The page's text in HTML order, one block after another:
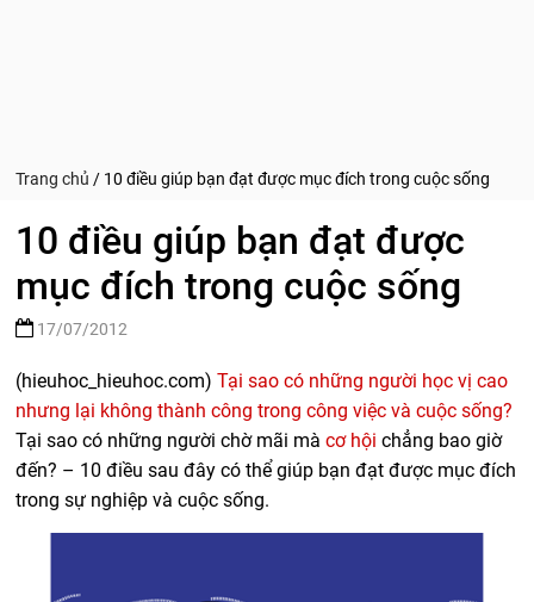
Trang chủ / 10 điều giúp bạn đạt được mục đích trong cuộc sống
10 điều giúp bạn đạt được
mục đích trong cuộc sống
17/07/2012
(hieuhoc_hieuhoc.com)Tại sao có những người học vị cao
nhưng lại không thành công trong công việc và cuộc sống?
Tại sao có những người chờ mãi màcơ hội chẳng bao giờ
đến? – 10 điều sau đây có thể giúp bạn đạt được mục đích
trong sự nghiệp và cuộc sống.